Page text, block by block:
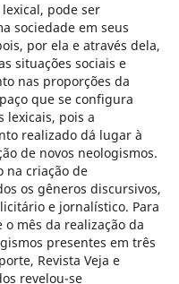
pode ser
sociedade em seus
por ela e através dela,
situações sociais e
nas proporções da
que se configura
lexicais, pois a
realizado dá lugar à
de novos neologismos.
na criação de
os gêneros discursivos,
e jornalístico. Para
mês da realização da
presentes em três
Revista Veja e
revelou-se